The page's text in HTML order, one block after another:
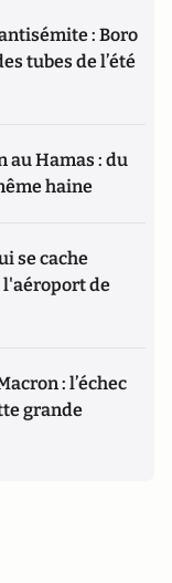
: Boro
tubes de l’été
au Hamas : du
haine
se cache
l'aéroport de
: l’échec
grande